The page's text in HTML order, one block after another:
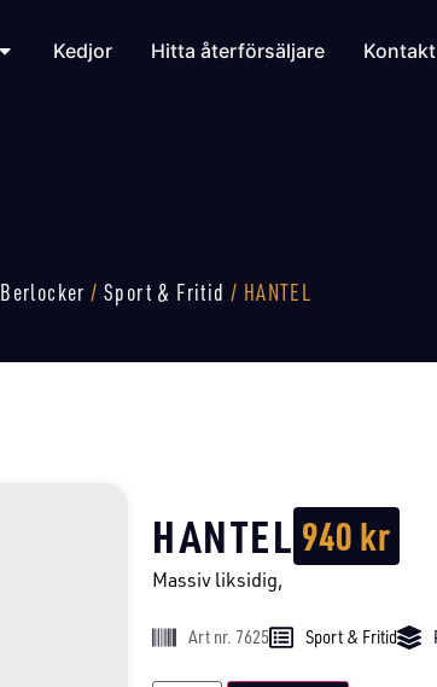
Kedjor Hitta återförsäljare Kontakt
Berlocker / Sport & Fritid / HANTEL
HANTEL 940kr
Massiv liksidig,
Art nr. 7625 Sport & Fritid